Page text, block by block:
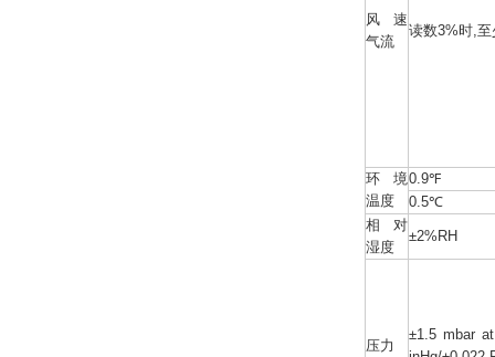
风速
气流
读数3%时,
环境
温度
0.9℉
0.5℃
相对
湿度
±2%RH
压力
±1.5 mbar